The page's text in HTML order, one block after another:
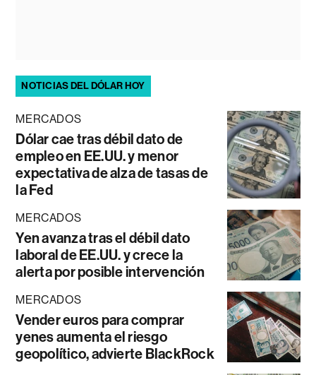
NOTICIAS DEL DÓLAR HOY
MERCADOS
Dólar cae tras débil dato de
empleo en EE.UU. y menor
expectativa de alza de tasas de
la Fed
MERCADOS
Yen avanza tras el débil dato
laboral de EE.UU. y crece la
alerta por posible intervención
MERCADOS
Vender euros para comprar
yenes aumenta el riesgo
geopolítico, advierte BlackRock